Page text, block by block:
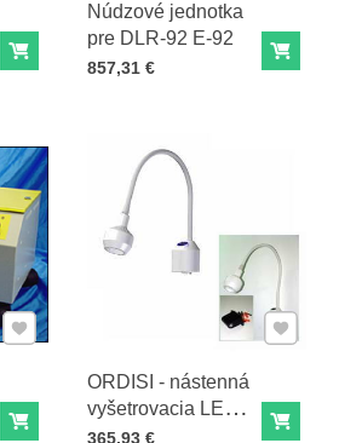
Do košíka
Núdzové jednotka
pre DLR-92 E-92
Cena s DPH
857,31 € Do
Do košíka
Pridať k Obľúbeným
ORDISI - nástenná
vyšetrovacia LED
lampa FLH2331
Cena s DPH
365,93 € Do
Pridať